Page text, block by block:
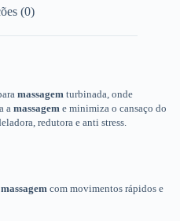
(0)
massagem turbinada, onde
a massagem e minimiza o cansaço do
redutora e anti stress.
massagem com movimentos rápidos e